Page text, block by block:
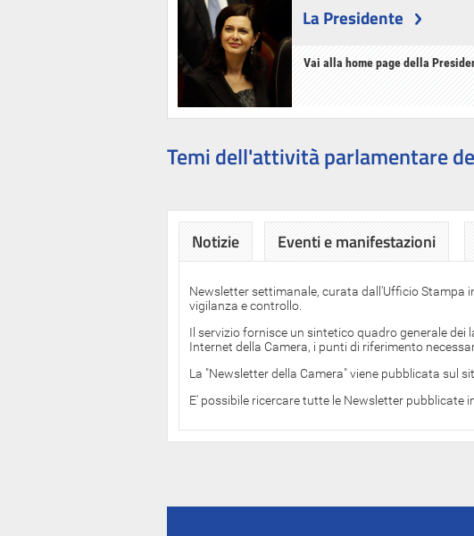
La Presidente
Vai alla home page della
Temi dell'attività parlamentare
Notizie Eventi e manifestazioni
Newsletter settimanale, curata dall'Ufficio Stampa
vigilanza e controllo.
Il servizio fornisce un sintetico quadro generale
Internet della Camera, i punti di riferimento
La "Newsletter della Camera" viene pubblicata sul
E' possibile ricercare tutte le Newsletter pubblicate